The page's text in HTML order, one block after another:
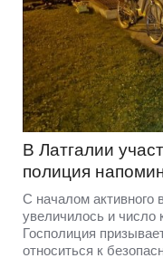
В Латгалии
полиция
С началом активного
увеличилось и число
Госполиция
относиться к